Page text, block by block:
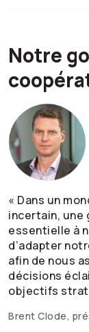
Notre
« Dans un
incertain, une
essentielle à
d’adapter
afin de nous
décisions
objectifs
Brent Clode,